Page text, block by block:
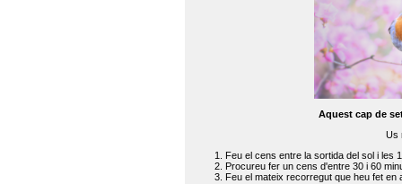
Aquest cap de
Us
Feu el cens entre la sortida del sol i les
Procureu fer un cens d'entre 30 i 60
Feu el mateix recorregut que heu fet en